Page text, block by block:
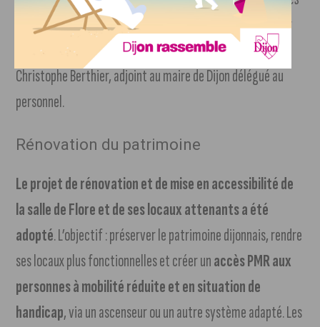
moins élevées et pour des montants qui produisent un effet
réel sur l’amélioration de leur pouvoir d’achat »,
a déclaré
Christophe Berthier, adjoint au maire de Dijon délégué au
personnel.
Rénovation du patrimoine
Le projet de rénovation et de mise en accessibilité de
la salle de Flore et de ses locaux attenants a été
adopté. L’objectif : préserver le patrimoine dijonnais, rendre
ses locaux plus fonctionnelles et créer unaccès PMR aux
personnes à mobilité réduite et en situation de
handicap, via un ascenseur ou un autre système adapté. Les